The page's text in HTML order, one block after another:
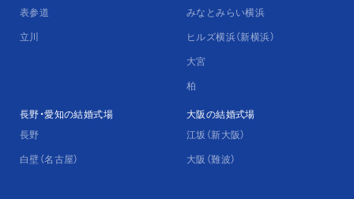
表参道
立川
みなとみらい横浜
ヒルズ横浜（新横浜）
大宮
柏
長野・愛知の結婚式場
長野
白壁（名古屋）
大阪の結婚式場
江坂（新大阪）
大阪（難波）